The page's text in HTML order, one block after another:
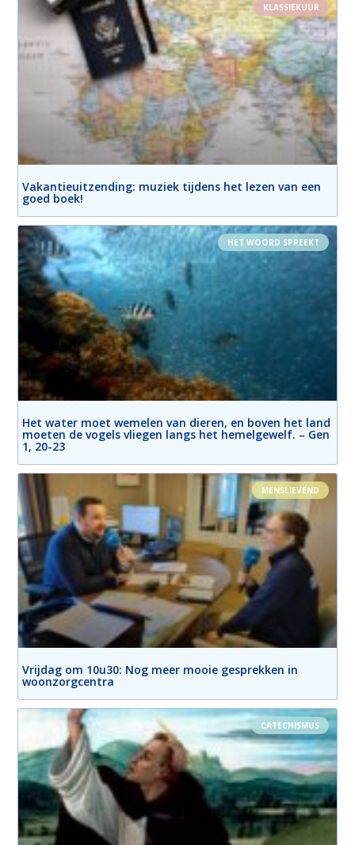
KLASSIEKUUR
Vakantieuitzending: muziek tijdens het lezen van een
goed boek!
HET WOORD SPREEKT
Het water moet wemelen van dieren, en boven het land
moeten de vogels vliegen langs het hemelgewelf. – Gen
1, 20-23
MENSLIEVEND
Vrijdag om 10u30: Nog meer mooie gesprekken in
woonzorgcentra
CATECHISMUS